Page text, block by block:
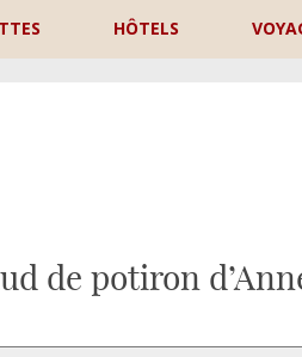
HÔTELS
de potiron